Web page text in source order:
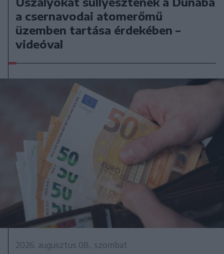
a csernavodai atomerőmű
üzemben tartása érdekében –
videóval
2026. augusztus 08., szombat